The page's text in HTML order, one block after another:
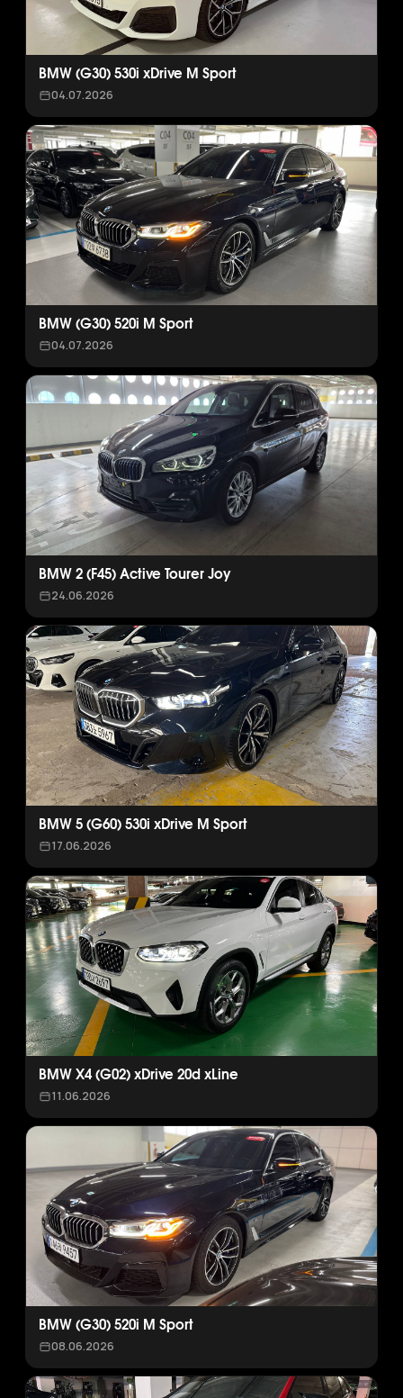
BMW (G30) 530i xDrive M Sport
04.07.2026
BMW (G30) 520i M Sport
04.07.2026
BMW 2 (F45) Active Tourer Joy
24.06.2026
BMW 5 (G60) 530i xDrive M Sport
17.06.2026
BMW X4 (G02) xDrive 20d xLine
11.06.2026
BMW (G30) 520i M Sport
08.06.2026